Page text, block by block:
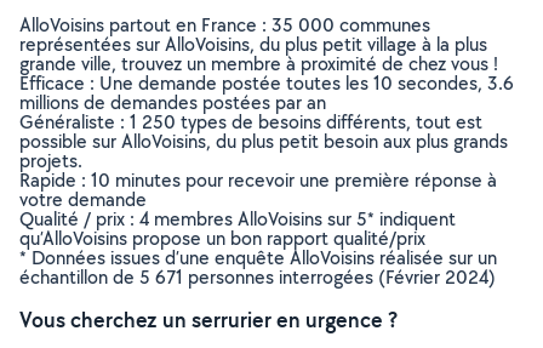
AlloVoisins partout en France : 35 000 communes
représentées sur AlloVoisins, du plus petit village à la plus
grande ville, trouvez un membre à proximité de chez vous !
Efficace : Une demande postée toutes les 10 secondes, 3.6
millions de demandes postées par an
Généraliste : 1 250 types de besoins différents, tout est
possible sur AlloVoisins, du plus petit besoin aux plus grands
projets.
Rapide : 10 minutes pour recevoir une première réponse à
votre demande
Qualité / prix : 4 membres AlloVoisins sur 5* indiquent
qu’AlloVoisins propose un bon rapport qualité/prix
* Données issues d’une enquête AlloVoisins réalisée sur un
échantillon de 5 671 personnes interrogées (Février 2024)
Vous cherchez un serrurier en urgence ?